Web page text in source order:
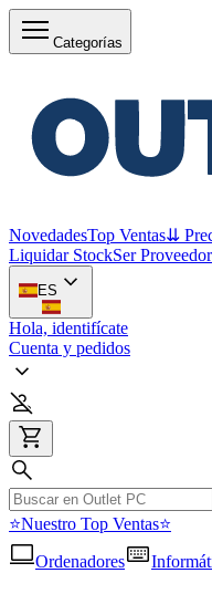
Categorías
NovedadesTop Ventas⇊
Liquidar StockSer Proveedor
ES
Hola, identifícate
Cuenta y pedidos
⭐Nuestro Top Ventas⭐
Ordenadores